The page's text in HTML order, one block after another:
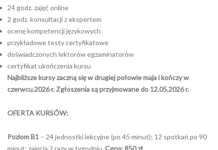
24 godz. zajęć online
2 godz. konsultacji z ekspertem
ocenę kompetencji językowych
przykładowe testy certyfikatowe
doświadczonych lektorów egzaminatorów
certyfikat ukończenia kursu
Najbliższe kursy zaczną się w drugiej połowie maja i kończy w
czerwcu.2026 r. Zgłoszenia są przyjmowane do 12.05.2026 r.
OFERTA KURSÓW:
Poziom B1 – 24 jednostki lekcyjne (po 45 minut); 12 spotkań po 90
minut; zajęcia 2 razy w tygodniu. Cena: 850 zł